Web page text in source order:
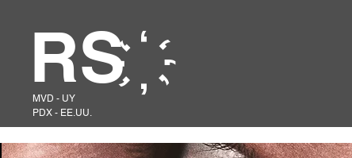
RS ҉
MVD - UY
PDX - EE.UU.